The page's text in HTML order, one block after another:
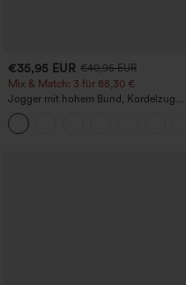
€35,95 EUR €40,95 EUR
Mix & Match: 3 für 88,30 €
Jogger mit hohem Bund, Kordelzug
und Raffung, schmal zulaufend,
schnelltrocknend mit kühlendem Griff,
mit Taschen - UPF40+